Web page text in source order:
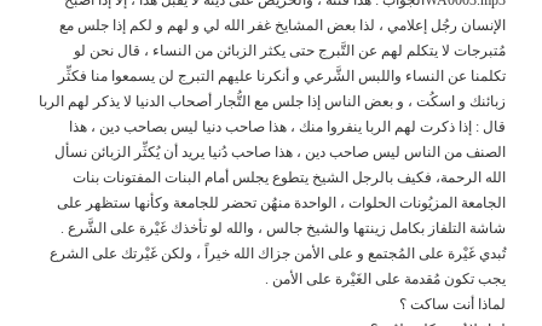
الإنسان رجُل إعلامي ، لذا بعض المشايخ غفر الله لي و لهم و لكم إذا جلس مع
مُتبرجات لا يتكلم لهم عن التَّبرج حتى يكثر الزبائن من النساء ، قال نحن لو
تكلمنا عن النساء واللبس الشَّرعي و أنكرنا عليهم التبرج لن يسمعوا منا فكثِّر
زبائنك و اسكُت ، و بعض الناس إذا جلس مع التُّجار أصحاب الدنيا لا يذكر لهم الربا
قال : إذا ذكرت لهم الربا ينفروا منك ، هذا صاحب دنيا ليس بصاحب دين ، هذا
الصنف من الناس ليس صاحب دين ، هذا صاحب دُنيا يريد أن يُكثِّر الزبائن نسأل
الله الرحمة، فكيف بالرجل الشيخ يتطوع يجلس أمام البنات المفتونات بنات
الجامعة المزيُونات الحلوات ، الواحدة منهُن تحضر للجامعة وكأنها ستظهر على
شاشة التلفاز بكامل زينتها والشيخ جالس ، والله لو تأخذك غَيْرة على الشَّرع .
تُبدي غَيْرة على المُجتمع و على الأمن جزاك الله خيراً ، ولكن غَيْرتك على الشرع
يجب تكون مُقدمة على الغَيْرة على الأمن .
لماذا أنت ساكت ؟